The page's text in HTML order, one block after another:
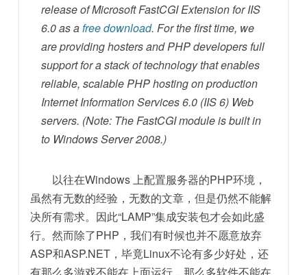
release of Microsoft FastCGI Extension for IIS
6.0 as a free download. For the first time, we
are providing hosters and PHP developers full
support for a stack of technology that enables
reliable, scalable PHP hosting on production
Internet Information Services 6.0 (IIS 6) Web
servers. (Note: The FastCGI module is built in
to Windows Server 2008.)
以往在Windows 上配置服务器的PHP环境，
虽然有无数的经验，无数的文章，但是仍然不能解
决所有需求。因此“LAMP”集成安装包才会如此盛
行。然而除了PHP，我们有时候也并不愿意放弃
ASP和ASP.NET，毕竟Linux不论有多少好处，还
有那么多游戏不能在上面运行，那么多软件不能在